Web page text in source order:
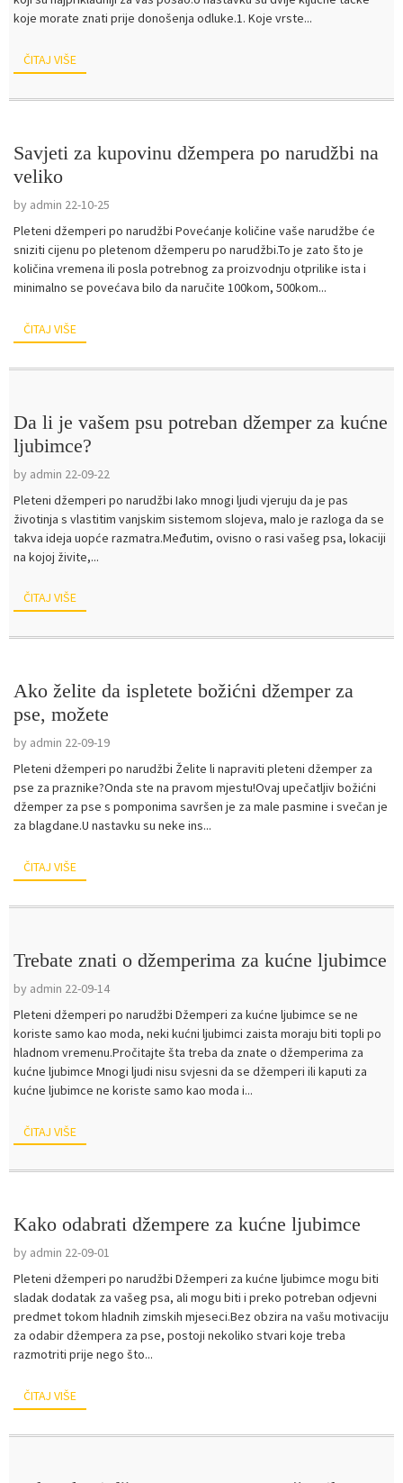
koje morate znati prije donošenja odluke.1. Koje vrste...
ČITAJ VIŠE
Savjeti za kupovinu džempera po narudžbi na
veliko
by admin 22-10-25
Pleteni džemperi po narudžbi Povećanje količine vaše narudžbe će
sniziti cijenu po pletenom džemperu po narudžbi.To je zato što je
količina vremena ili posla potrebnog za proizvodnju otprilike ista i
minimalno se povećava bilo da naručite 100kom, 500kom...
ČITAJ VIŠE
Da li je vašem psu potreban džemper za kućne
ljubimce?
by admin 22-09-22
Pleteni džemperi po narudžbi Iako mnogi ljudi vjeruju da je pas
životinja s vlastitim vanjskim sistemom slojeva, malo je razloga da se
takva ideja uopće razmatra.Međutim, ovisno o rasi vašeg psa, lokaciji
na kojoj živite,...
ČITAJ VIŠE
Ako želite da ispletete božićni džemper za
pse, možete
by admin 22-09-19
Pleteni džemperi po narudžbi Želite li napraviti pleteni džemper za
pse za praznike?Onda ste na pravom mjestu!Ovaj upečatljiv božićni
džemper za pse s pomponima savršen je za male pasmine i svečan je
za blagdane.U nastavku su neke ins...
ČITAJ VIŠE
Trebate znati o džemperima za kućne ljubimce
by admin 22-09-14
Pleteni džemperi po narudžbi Džemperi za kućne ljubimce se ne
koriste samo kao moda, neki kućni ljubimci zaista moraju biti topli po
hladnom vremenu.Pročitajte šta treba da znate o džemperima za
kućne ljubimce Mnogi ljudi nisu svjesni da se džemperi ili kaputi za
kućne ljubimce ne koriste samo kao moda i...
ČITAJ VIŠE
Kako odabrati džempere za kućne ljubimce
by admin 22-09-01
Pleteni džemperi po narudžbi Džemperi za kućne ljubimce mogu biti
sladak dodatak za vašeg psa, ali mogu biti i preko potreban odjevni
predmet tokom hladnih zimskih mjeseci.Bez obzira na vašu motivaciju
za odabir džempera za pse, postoji nekoliko stvari koje treba
razmotriti prije nego što...
ČITAJ VIŠE